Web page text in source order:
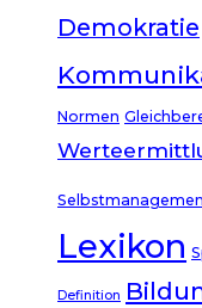
Demokratie
Normen
Lexikon
Definition